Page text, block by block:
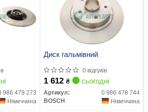
986 479 273
Німеччина
Диск гальмівний
0 відгуків
1 612 ₴ сьогодні
Артикул:
0 986 478 744
BOSCH
Німеччина